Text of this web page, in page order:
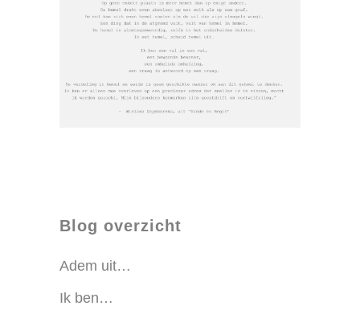
Blog overzicht
Adem uit…
Ik ben…